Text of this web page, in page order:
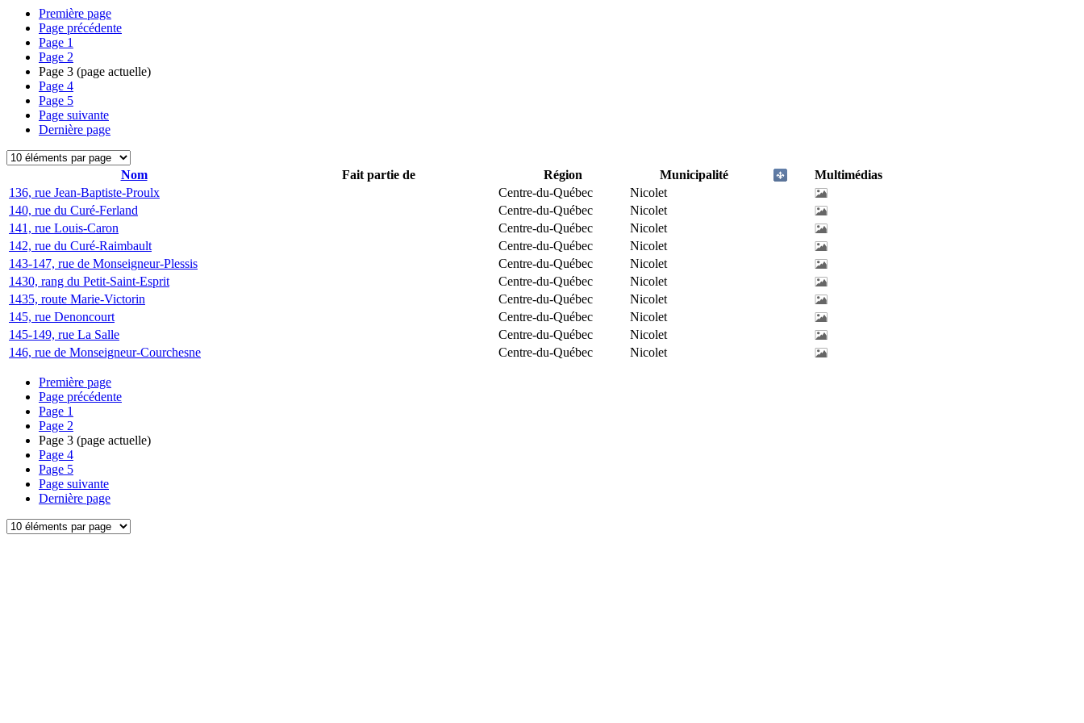
Première page
Page précédente
Page 1
Page 2
Page 3 (page actuelle)
Page 4
Page 5
Page suivante
Dernière page
Nom Fait partie de Région Municipalité
Multimédias
136, rue Jean-Baptiste-Proulx
Centre-du-Québec
Nicolet
140, rue du Curé-Ferland
Centre-du-Québec
Nicolet
141, rue Louis-Caron
Centre-du-Québec
Nicolet
142, rue du Curé-Raimbault
Centre-du-Québec
Nicolet
143-147, rue de Monseigneur-Plessis
Centre-du-Québec
Nicolet
1430, rang du Petit-Saint-Esprit
Centre-du-Québec
Nicolet
1435, route Marie-Victorin
Centre-du-Québec
Nicolet
145, rue Denoncourt
Centre-du-Québec
Nicolet
145-149, rue La Salle
Centre-du-Québec
Nicolet
146, rue de Monseigneur-Courchesne
Centre-du-Québec Nicolet
Première page
Page précédente
Page 1
Page 2
Page 3 (page actuelle)
Page 4
Page 5
Page suivante
Dernière page